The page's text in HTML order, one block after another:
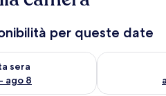
per queste date
sera
ago 8
per questa sera, ago 7 - ago 8
Verifica la